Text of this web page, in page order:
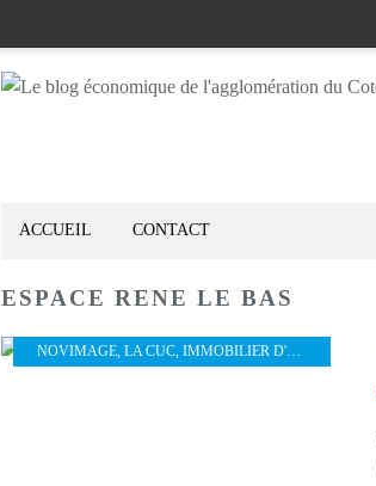
ACCUEIL CONTACT
ESPACE RENE LE BAS
NOVIMAGE LA CUC IMMOBILIER D'ENTREPRISE